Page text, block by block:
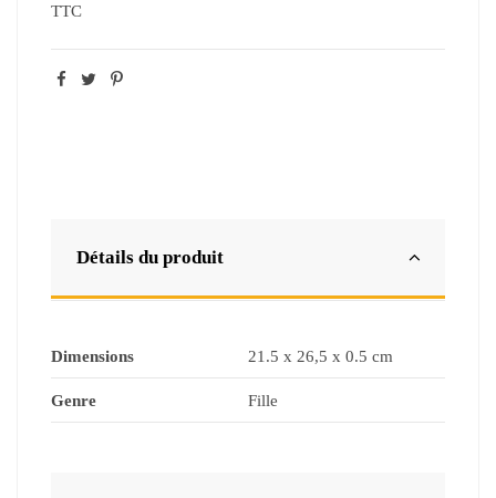
TTC
Détails du produit
Dimensions 21.5 x 26,5 x 0.5 cm
Genre Fille